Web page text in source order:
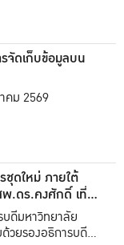
จัดเก็บข้อมูลบน
คม 2569
ดใหม่ ภายใต้
.ดร.คงศักดิ์ เที่ยง
ดีมหาวิทยาลัย
วยรองอธิการบดีทั้ง